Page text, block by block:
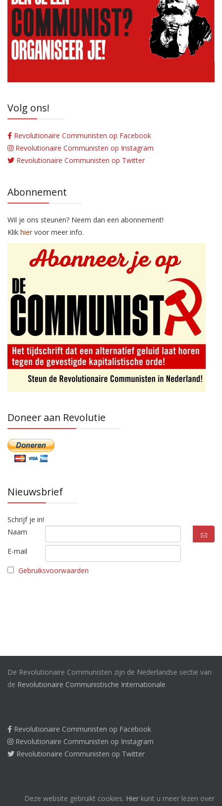
Volg ons!
Revolutionaire Communisten op Facebook
Revolutionaire Communisten op Instagram
Revolutionaire Communisten op Twitter
Abonnement
Wil je ons steunen? Neem dan een abonnement!
Klik hiervoor meer info.
Doneer aan Revolutie
Nieuwsbrief
Schrijf je in!
Naam
E-mail
Gebruiksvoorwaarden
De Revolutionaire Communisten zijn de Nederlandse sectie van
de Revolutionaire Communistische Internationale
Revolutionaire Communisten op Facebook
Revolutionaire Communisten op Instagram
Revolutionaire Communisten op Twitter
Deze website gebruikt cookies. Hier kunt u meer lezen over